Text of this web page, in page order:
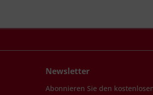
Newsletter
Abonnieren Sie den